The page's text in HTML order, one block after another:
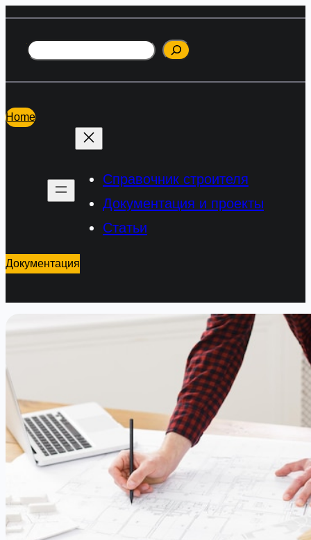
содержимому
Поиск
Home
Справочник строителя
Документация и проекты
Статьи
Документация